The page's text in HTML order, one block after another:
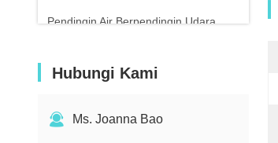
Pendingin Air Berpendingin Udara
Hubungi Kami
Ms. Joanna Bao